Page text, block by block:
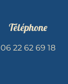
Téléphone
06 22 62 69 18